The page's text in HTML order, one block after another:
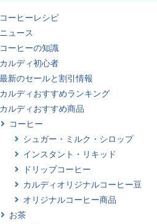
コーヒーレシピ
ニュース
コーヒーの知識
カルディ初心者
最新のセールと割引情報
カルディおすすめランキング
カルディおすすめ商品
コーヒー
シュガー・ミルク・シロップ
インスタント・リキッド
ドリップコーヒー
カルディオリジナルコーヒー豆
オリジナルコーヒー商品
お茶